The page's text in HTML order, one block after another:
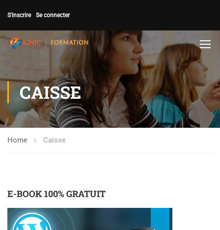
S'inscrire Se connecter
CAISSE
Home Caisse
E-BOOK 100% GRATUIT